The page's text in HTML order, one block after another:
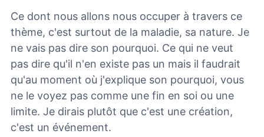
Ce dont nous allons nous occuper à travers ce
thème, c'est surtout de la maladie, sa nature. Je
ne vais pas dire son pourquoi. Ce qui ne veut
pas dire qu'il n'en existe pas un mais il faudrait
qu'au moment où j'explique son pourquoi, vous
ne le voyez pas comme une fin en soi ou une
limite. Je dirais plutôt que c'est une création,
c'est un événement.